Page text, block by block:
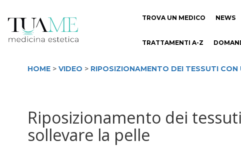
TROVA UN MEDICO NEWS
TRATTAMENTI A-Z
HOME > VIDEO > RIPOSIZIONAMENTO DEI TESSUTI
Riposizionamento dei
sollevare la pelle